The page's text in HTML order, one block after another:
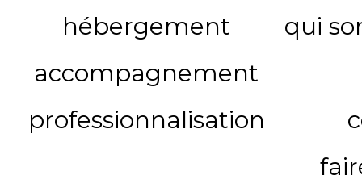
hébergement
accompagnement
professionnalisation
qui